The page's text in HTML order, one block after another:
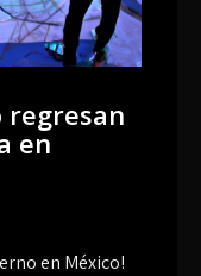
regresan
en
en México!